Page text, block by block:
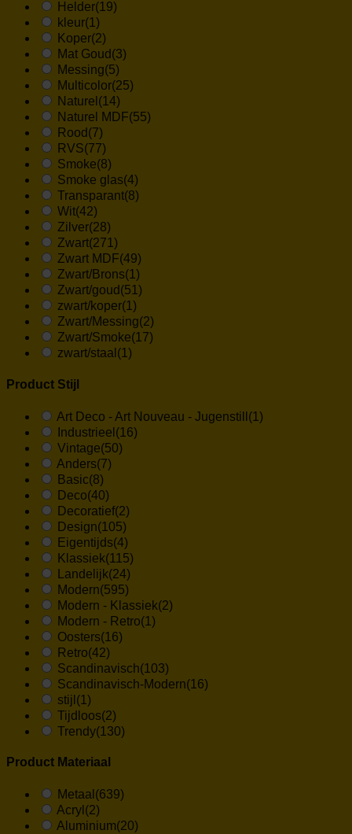
Helder(19)
kleur(1)
Koper(2)
Mat Goud (3)
Messing(5)
Multicolor(25)
Naturel (14)
Naturel MDF(55)
Rood (7)
RVS(77)
Smoke(8)
Smoke glas(4)
Transparant(8)
Wit(42)
Zilver(28)
Zwart(271)
Zwart MDF(49)
Zwart/Brons(1)
Zwart/goud (51)
zwart/koper(1)
Zwart/Messing(2)
Zwart/Smoke(17)
zwart/staal (1)
Product Stijl
Art Deco - Art Nouveau - Jugenstill (1)
Industrieel (16)
Vintage(50)
Anders(7)
Basic(8)
Deco(40)
Decoratief(2)
Design(105)
Eigentijds(4)
Klassiek(115)
Landelijk(24)
Modern(595)
Modern - Klassiek(2)
Modern - Retro(1)
Oosters(16)
Retro(42)
Scandinavisch(103)
Scandinavisch-Modern(16)
stijl (1)
Tijdloos(2)
Trendy(130)
Product Materiaal
Metaal (639)
Acryl (2)
Aluminium(20)